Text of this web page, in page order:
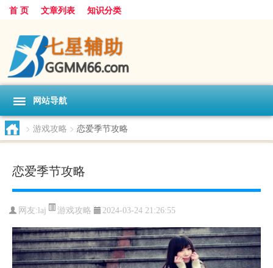
首 页 文章列表 知识分类
网站导航
> 游戏攻略 > 恋爱季节攻略
恋爱季节攻略
网友: laj 游戏攻略 2024-03-24 21:26:55